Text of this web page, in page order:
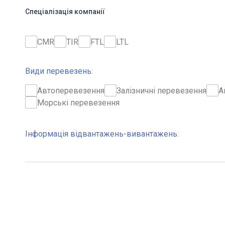
Спеціалізація компанії
CMR TIR FTL LTL
Види перевезень:
Автоперевезення Залізничні перевезення
Морські перевезення
Інформація відвантажень-вивантажень: